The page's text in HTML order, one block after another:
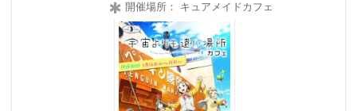
開催場所： キュアメイドカフェ